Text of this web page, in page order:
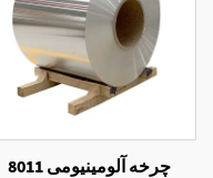
چرخه آلومینیومی 8011